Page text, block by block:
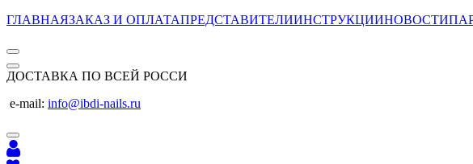
ГЛАВНАЯЗАКАЗ И ОПЛАТАПРЕДСТАВИТЕЛИИНСТРУКЦИИНОВОСТИ
ДОСТАВКА ПО ВСЕЙ РОССИ
e-mail: info@ibdi-nails.ru